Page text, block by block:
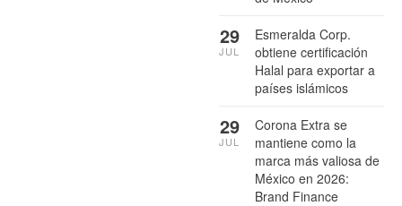
Esmeralda Corp.
obtiene certificación
Halal para exportar a
países islámicos
29
JUL
Corona Extra se
mantiene como la
marca más valiosa de
México en 2026:
Brand Finance
29
JUL